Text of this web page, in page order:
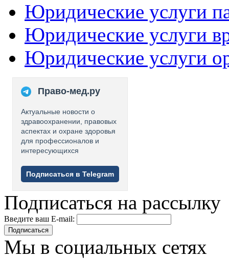
Юридические услуги
Юридические услуги
Юридические услуги
Право-мед.ру
Актуальные новости о
здравоохранении, правовых
аспектах и охране здоровья
для профессионалов и
интересующихся
Подписаться в Telegram
Подписаться на рассылку
Введите ваш E-mail:
Подписаться
Мы в социальных сетях